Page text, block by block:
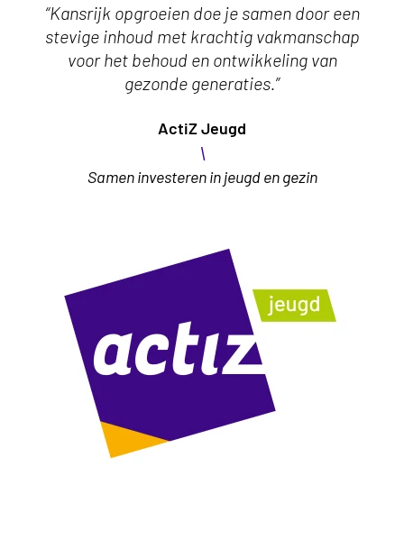
“Kansrijk opgroeien doe je samen door een
stevige inhoud met krachtig vakmanschap
voor het behoud en ontwikkeling van
gezonde generaties.”
ActiZ Jeugd
\
Samen investeren in jeugd en gezin